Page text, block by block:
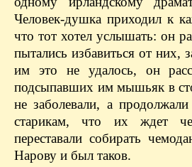
Человек-душка приходил к
что тот хотел услышать: он
пытались избавиться от них,
им это не удалось, он
подсыпавших им мышьяк в
не заболевали, а
старикам, что их ждет
переставали собирать
Нарову и был таков.